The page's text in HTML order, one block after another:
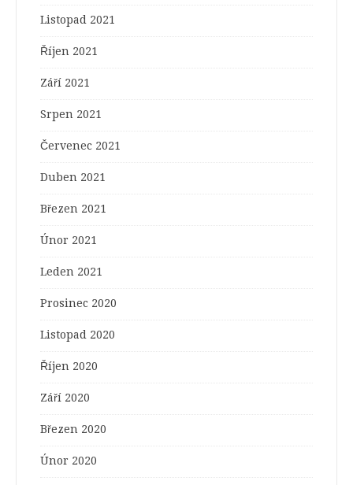
Listopad 2021
Říjen 2021
Září 2021
Srpen 2021
Červenec 2021
Duben 2021
Březen 2021
Únor 2021
Leden 2021
Prosinec 2020
Listopad 2020
Říjen 2020
Září 2020
Březen 2020
Únor 2020